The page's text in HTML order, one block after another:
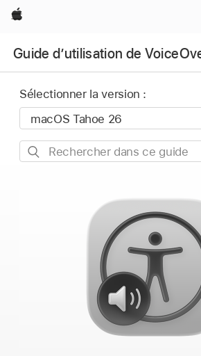
Apple
Guide dʼutilisation de
Sélectionner la version :
Rechercher